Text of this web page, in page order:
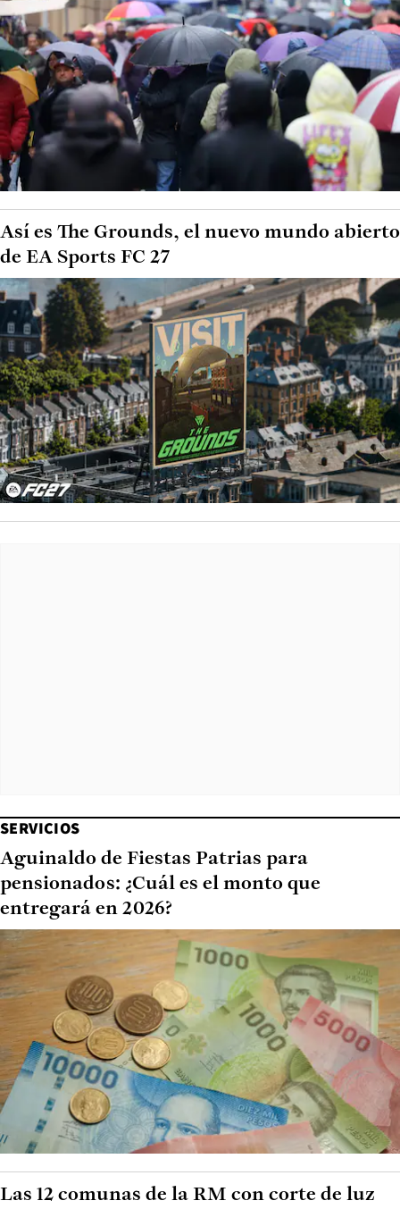
Así es The Grounds, el nuevo mundo abierto
de EA Sports FC 27
SERVICIOS
Aguinaldo de Fiestas Patrias para
pensionados: ¿Cuál es el monto que
entregará en 2026?
Las 12 comunas de la RM con corte de luz